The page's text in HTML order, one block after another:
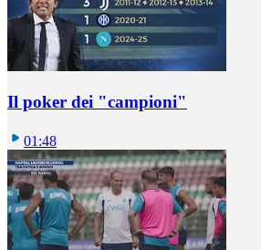
Il poker dei "campioni"
01:48